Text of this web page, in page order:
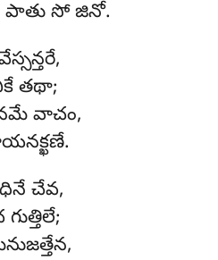
సో జినో.
తథా;
వాచం,
చేవ,